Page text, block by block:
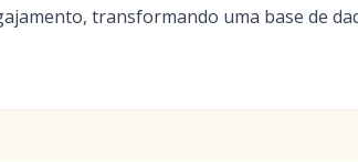
transformando uma base de